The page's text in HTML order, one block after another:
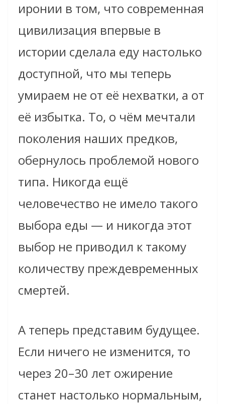
иронии в том, что современная
цивилизация впервые в
истории сделала еду настолько
доступной, что мы теперь
умираем не от её нехватки, а от
её избытка. То, о чём мечтали
поколения наших предков,
обернулось проблемой нового
типа. Никогда ещё
человечество не имело такого
выбора еды — и никогда этот
выбор не приводил к такому
количеству преждевременных
смертей.
А теперь представим будущее.
Если ничего не изменится, то
через 20–30 лет ожирение
станет настолько нормальным,